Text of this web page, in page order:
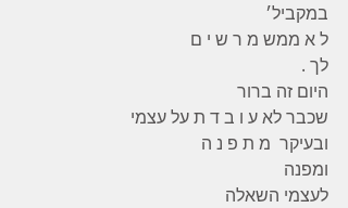
במקביל׳
ל א ממש מ ר ש י ם
לך .
היום זה ברור
שכבר לא ע ו ב ד ת על עצמי
ובעיקר  מ ת פ נ ה
ומפנה
לעצמי השאלה